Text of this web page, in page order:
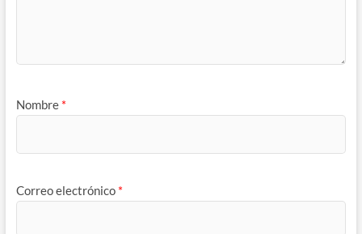
Nombre *
Correo electrónico *